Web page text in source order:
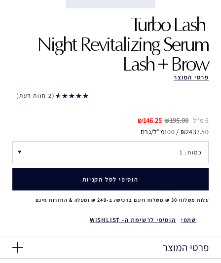
Turbo Lash ‎
Night Revitalizing Serum
Lash + Brow
פרטי המוצר
2 חוות דעת
6 מ"ל ₪195.00
₪146.25
₪2437.50 / 100מ"ל/גרם
הוסיפי לסל הקניות
עלות משלוח 30 ₪ משלוח חינם ברכישה ב-249 ₪ ומעלה & החזרות חינם
שתפי הוסיפי לרשימת ה- WISHLIST
פרטי המוצר